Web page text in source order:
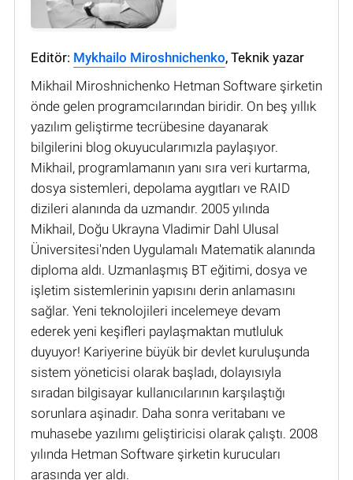
Editör: Mykhailo Miroshnichenko, Teknik yazar
Mikhail Miroshnichenko Hetman Software şirketin
önde gelen programcılarından biridir. On beş yıllık
yazılım geliştirme tecrübesine dayanarak
bilgilerini blog okuyucularımızla paylaşıyor.
Mikhail, programlamanın yanı sıra veri kurtarma,
dosya sistemleri, depolama aygıtları ve RAID
dizileri alanında da uzmandır. 2005 yılında
Mikhail, Doğu Ukrayna Vladimir Dahl Ulusal
Üniversitesi'nden Uygulamalı Matematik alanında
diploma aldı. Uzmanlaşmış BT eğitimi, dosya ve
işletim sistemlerinin yapısını derin anlamasını
sağlar. Yeni teknolojileri incelemeye devam
ederek yeni keşifleri paylaşmaktan mutluluk
duyuyor! Kariyerine büyük bir devlet kuruluşunda
sistem yöneticisi olarak başladı, dolayısıyla
sıradan bilgisayar kullanıcılarının karşılaştığı
sorunlara aşinadır. Daha sonra veritabanı ve
muhasebe yazılımı geliştiricisi olarak çalıştı. 2008
yılında Hetman Software şirketin kurucuları
arasında yer aldı.